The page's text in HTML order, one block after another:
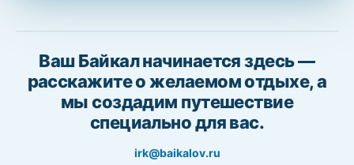
Ваш Байкал начинается здесь —
расскажите о желаемом отдыхе, а
мы создадим путешествие
специально для вас.
irk@baikalov.ru